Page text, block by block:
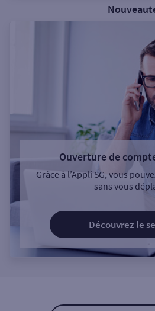
Ouverture de
Grâce à l’Appli SG, vous
sans vous
Découvrez le